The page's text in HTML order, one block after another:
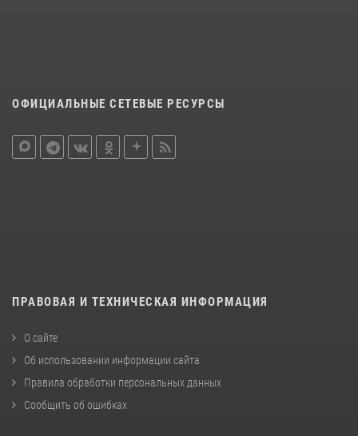
ОФИЦИАЛЬНЫЕ СЕТЕВЫЕ РЕСУРСЫ
ПРАВОВАЯ И ТЕХНИЧЕСКАЯ ИНФОРМАЦИЯ
О сайте
Об использовании информации сайта
Правила обработки персональных данных
Сообщить об ошибках